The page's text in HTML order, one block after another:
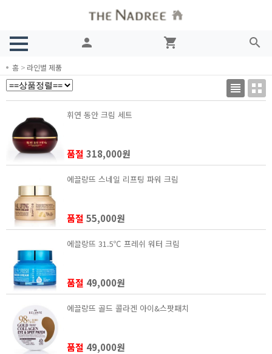
person shopping_cart search
홈 > 라인별 제품
휘연 동안 크림 세트
품절 318,000원
에끌랑뜨 스네일 리프팅 파워 크림
품절 55,000원
에끌랑뜨 31.5℃ 프레쉬 워터 크림
품절 49,000원
에끌랑뜨 골드 콜라겐 아이&스팟패치
품절 49,000원